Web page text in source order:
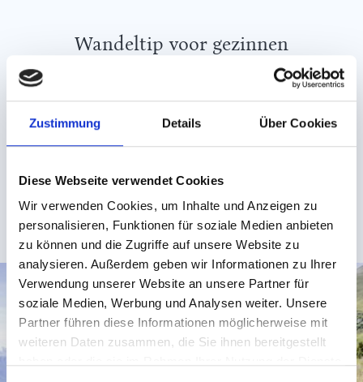
Zustimmung Details Über Cookies
Diese Webseite verwendet Cookies
Wir verwenden Cookies, um Inhalte und Anzeigen zu
personalisieren, Funktionen für soziale Medien anbieten
zu können und die Zugriffe auf unsere Website zu
analysieren. Außerdem geben wir Informationen zu Ihrer
Verwendung unserer Website an unsere Partner für
soziale Medien, Werbung und Analysen weiter. Unsere
Partner führen diese Informationen möglicherweise mit
weiteren Daten zusammen, die Sie ihnen bereitgestellt
Wandeltip voor gezinnen
Gasten van de Leading Family Hotels Löwe & Bär
reizen kunnen gratis van alle kabelbanen en de
comfortabele manier om heel dicht bij de bergtoppen
te komen, bijvoorbeeld naar Lazid, een startpunt op
HOOGTEPUNTEN IN DE ZOMER IN SERFAUS-FISS-
LADIS